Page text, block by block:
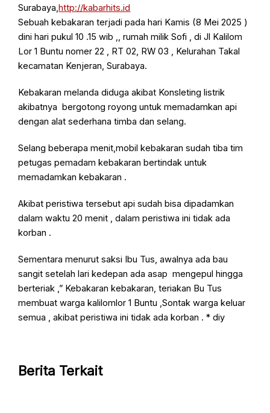
Surabaya,http://kabarhits.id
Sebuah kebakaran terjadi pada hari Kamis (8 Mei 2025 )
dini hari pukul 10 .15 wib ,, rumah milik Sofi , di Jl Kalilom
Lor 1 Buntu nomer 22 , RT 02, RW 03 , Kelurahan Takal
kecamatan Kenjeran, Surabaya.
Kebakaran melanda diduga akibat Konsleting listrik
akibatnya bergotong royong untuk memadamkan api
dengan alat sederhana timba dan selang.
Selang beberapa menit,mobil kebakaran sudah tiba tim
petugas pemadam kebakaran bertindak untuk
memadamkan kebakaran .
Akibat peristiwa tersebut api sudah bisa dipadamkan
dalam waktu 20 menit , dalam peristiwa ini tidak ada
korban .
Sementara menurut saksi Ibu Tus, awalnya ada bau
sangit setelah lari kedepan ada asap mengepul hingga
berteriak ,” Kebakaran kebakaran, teriakan Bu Tus
membuat warga kalilomlor 1 Buntu ,Sontak warga keluar
semua , akibat peristiwa ini tidak ada korban . * diy
Berita Terkait